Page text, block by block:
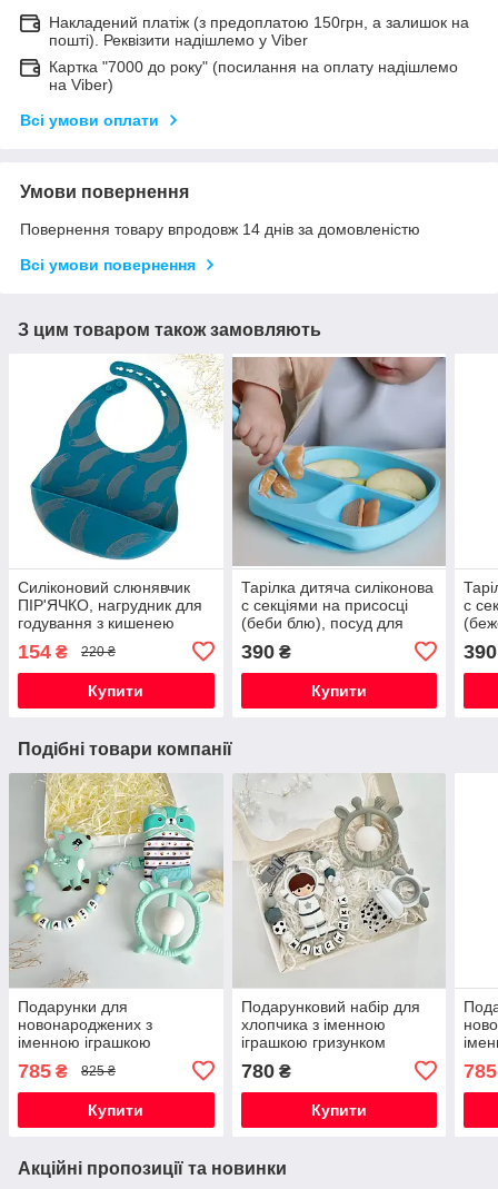
Накладений платіж (з предоплатою 150грн, а залишок на
пошті). Реквізити надішлемо у Viber
Картка "7000 до року" (посилання на оплату надішлемо
на Viber)
Всі умови оплати
Умови повернення
Повернення товару впродовж 14 днів за домовленістю
Всі умови повернення
З цим товаром також замовляють
Силіконовий слюнявчик
ПІР'ЯЧКО, нагрудник для
годування з кишенею
154 ₴ 220 ₴
Купити
Тарілка дитяча силіконова
с секціями на присосці
(беби блю), посуд для
390₴
Купити
с
390
Подібні товари компанії
Подарунки для
новонароджених з
іменною іграшкою
виписку, хрестини, півроку,
для хлопчика.
785 ₴ 825 ₴
Купити
Подарунковий набір для
хлопчика з іменною
іграшкою гризунком
Космонавт світло-сірий на
виписку, хрестини, півроку
780₴
Купити
для
785
Акційні пропозиції та новинки